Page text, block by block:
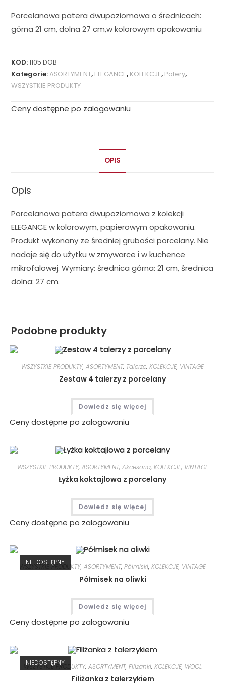
Porcelanowa patera dwupoziomowa o średnicach:
górna 21 cm, dolna 27 cm,w kolorowym opakowaniu
KOD:1105 DOB
Kategorie:ASORTYMENT, ELEGANCE, KOLEKCJE, Patery,
WSZYSTKIE PRODUKTY
Ceny dostępne po zalogowaniu
OPIS
Opis
Porcelanowa patera dwupoziomowa z kolekcji
ELEGANCE w kolorowym, papierowym opakowaniu.
Produkt wykonany ze średniej grubości porcelany. Nie
nadaje się do użytku w zmywarce i w kuchence
mikrofalowej. Wymiary: średnica górna: 21 cm, średnica
dolna: 27 cm.
Podobne produkty
WSZYSTKIE PRODUKTY, ASORTYMENT, Talerze, KOLEKCJE, VINTAGE
Zestaw 4 talerzy z porcelany
Dowiedz się więcej
Ceny dostępne po zalogowaniu
WSZYSTKIE PRODUKTY, ASORTYMENT, Akcesoria, KOLEKCJE, VINTAGE
Łyżka koktajlowa z porcelany
Dowiedz się więcej
Ceny dostępne po zalogowaniu
NIEDOSTĘPNY
WSZYSTKIE PRODUKTY, ASORTYMENT, Półmiski, KOLEKCJE, VINTAGE
Półmisek na oliwki
Dowiedz się więcej
Ceny dostępne po zalogowaniu
NIEDOSTĘPNY
WSZYSTKIE PRODUKTY, ASORTYMENT, Filiżanki, KOLEKCJE, WOOL
Filiżanka z talerzykiem